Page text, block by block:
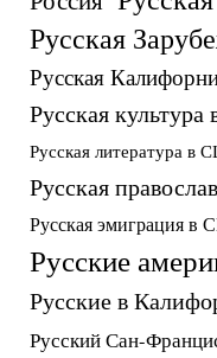
Русская
Русская
Русская
Русская литература в
Русская
Русская эмиграция в
Русские
Русские в
Русский Сан-